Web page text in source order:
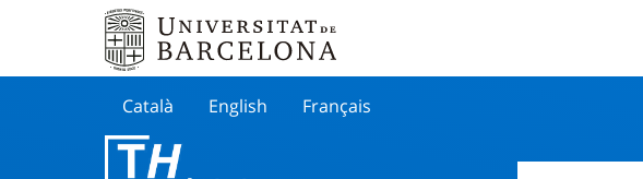
Català English Français